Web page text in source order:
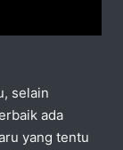
selain
ada
yang tentu